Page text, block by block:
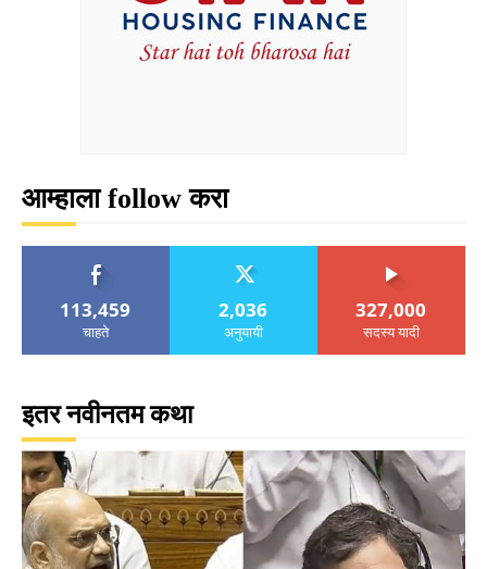
आम्हाला follow करा
113,459
चाहते
2,036
अनुयायी
327,000
सदस्य यादी
इतर नवीनतम कथा